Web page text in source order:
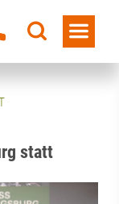
statt